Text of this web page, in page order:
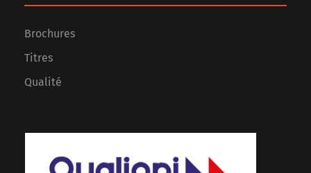
Brochures
Titres
Qualité